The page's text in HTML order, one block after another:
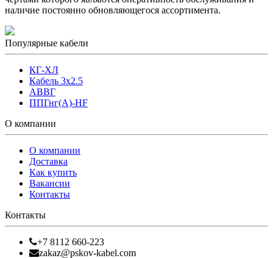
наличие постоянно обновляющегося ассортимента.
Популярные кабели
КГ-ХЛ
Кабель 3x2.5
АВВГ
ППГнг(А)-HF
О компании
О компании
Доставка
Как купить
Вакансии
Контакты
Контакты
+7 8112 660-223
zakaz@pskov-kabel.com